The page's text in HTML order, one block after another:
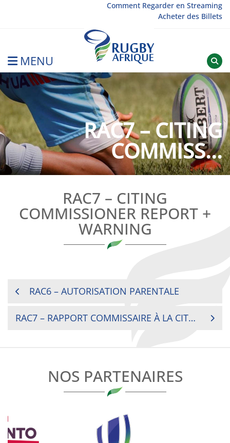
Comment Regarder en Streaming
Acheter des Billets
MENU
Rugby Afrique
RAC7 – CITING
COMMISS...
RAC7 – CITING
COMMISSIONER REPORT +
WARNING
NAVIGATION
RAC6 – AUTORISATION PARENTALE
RAC7 – RAPPORT COMMISSAIRE À LA CITATION + AVERTISSEMENT
NOS PARTENAIRES